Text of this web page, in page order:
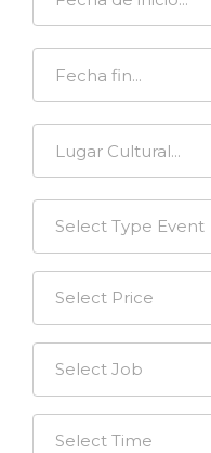
Select Type Event
Select Price
Select Job
Select Time